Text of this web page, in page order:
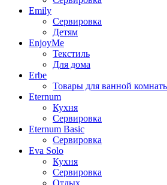
Emily
Сервировка
Детям
EnjoyMe
Текстиль
Для дома
Erbe
Товары для ванной
Eternum
Кухня
Сервировка
Eternum Basic
Сервировка
Eva Solo
Кухня
Сервировка